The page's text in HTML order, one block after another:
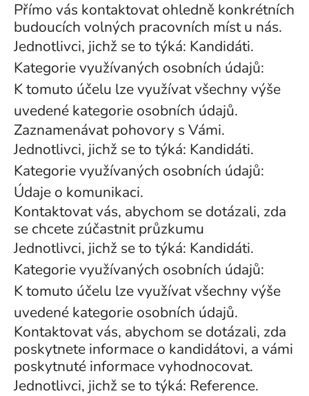
Přímo vás kontaktovat ohledně konkrétních
budoucích volných pracovních míst u nás.
Jednotlivci, jichž se to týká: Kandidáti.
Kategorie využívaných osobních údajů:
K tomuto účelu lze využívat všechny výše
uvedené kategorie osobních údajů.
Zaznamenávat pohovory s Vámi.
Jednotlivci, jichž se to týká: Kandidáti.
Kategorie využívaných osobních údajů:
Údaje o komunikaci.
Kontaktovat vás, abychom se dotázali, zda
se chcete zúčastnit průzkumu
Jednotlivci, jichž se to týká: Kandidáti.
Kategorie využívaných osobních údajů:
K tomuto účelu lze využívat všechny výše
uvedené kategorie osobních údajů.
Kontaktovat vás, abychom se dotázali, zda
poskytnete informace o kandidátovi, a vámi
poskytnuté informace vyhodnocovat.
Jednotlivci, jichž se to týká: Reference.